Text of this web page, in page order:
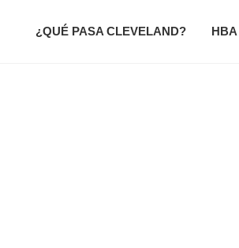
¿QUÉ PASA CLEVELAND? HBA